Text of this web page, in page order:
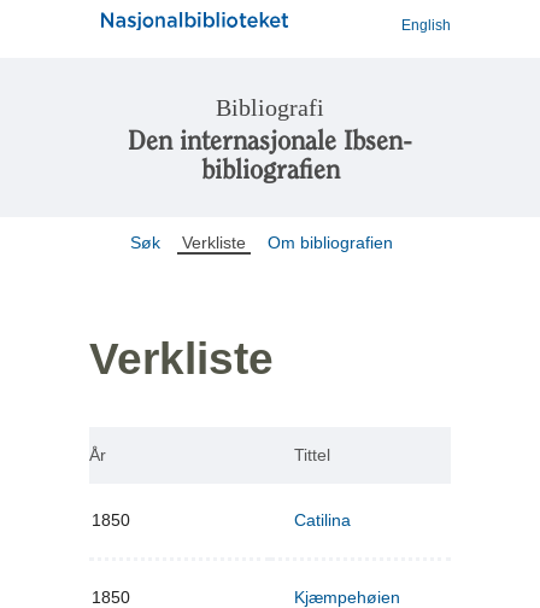
English
Bibliografi
Den internasjonale Ibsen-
bibliografien
Søk Verkliste Om bibliografien
Verkliste
År Tittel
1850 Catilina
1850 Kjæmpehøien